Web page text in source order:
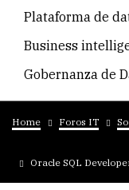
temática
principal
Plataforma de
Business
Gobernanza de
Home Foros IT
Oracle SQL